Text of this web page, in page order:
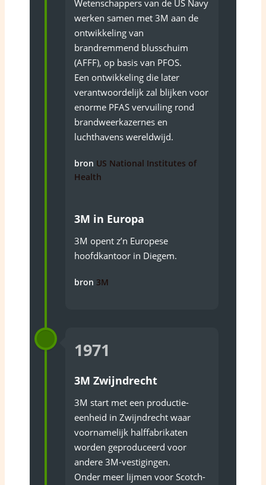
Wetenschappers van de US Navy
werken samen met 3M aan de
ontwikkeling van
brandremmend blusschuim
(AFFF), op basis van PFOS.
Een ontwikkeling die later
verantwoordelijk zal blijken voor
enorme PFAS vervuiling rond
brandweerkazernes en
luchthavens wereldwijd.
bron US National Institutes of
Health
3M in Europa
3M opent z’n Europese
hoofdkantoor in Diegem.
bron 3M
1971
3M Zwijndrecht
3M start met een productie-
eenheid in Zwijndrecht waar
voornamelijk halffabrikaten
worden geproduceerd voor
andere 3M-vestigingen.
Onder meer lijmen voor Scotch-